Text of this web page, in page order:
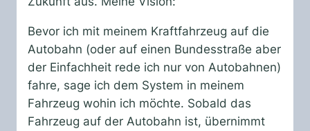
Bevor ich mit meinem Kraftfahrzeug auf die
Autobahn (oder auf einen Bundesstraße aber
der Einfachheit rede ich nur von Autobahnen)
fahre, sage ich dem System in meinem
Fahrzeug wohin ich möchte. Sobald das
Fahrzeug auf der Autobahn ist, übernimmt